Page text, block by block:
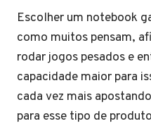
Escolher um notebook
como muitos pensam,
rodar jogos pesados e
capacidade maior para
cada vez mais
para esse tipo de